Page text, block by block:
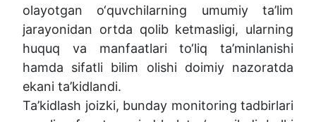
olayotgan o‘quvchilarning umumiy ta’lim
jarayonidan ortda qolib ketmasligi, ularning
huquq va manfaatlari to‘liq ta’minlanishi
hamda sifatli bilim olishi doimiy nazoratda
ekani ta’kidlandi.
Ta’kidlash joizki, bunday monitoring tadbirlari